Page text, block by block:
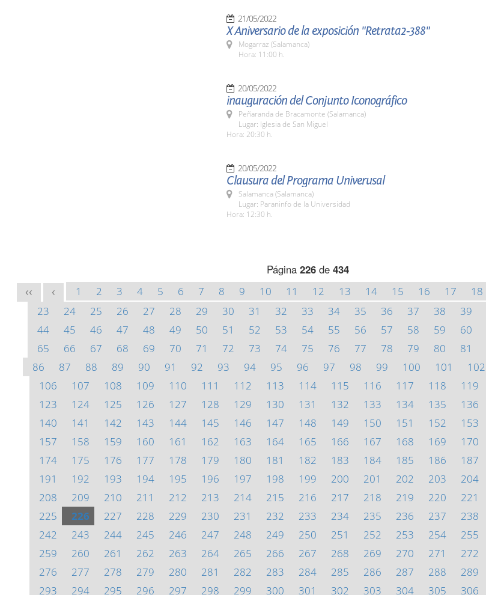
21/05/2022
X Aniversario de la exposición "Retrata2-388"
Mogarraz (Salamanca)
Hora: 11:00 h.
20/05/2022
inauguración del Conjunto Iconográfico
Peñaranda de Bracamonte (Salamanca)
Lugar: Iglesia de San Miguel
Hora: 20:30 h.
20/05/2022
Clausura del Programa Univerusal
Salamanca (Salamanca)
Lugar: Paraninfo de la Universidad
Hora: 12:30 h.
Página 226de 434
<< < 1 2 3 4 5 6 7 8 9 10 11 12 13 14 15 16 17 18
23
24 25 26 27 28 29 30 31 32 33 34 35 36 37 38 39
44
45 46 47 48 49 50 51 52 53 54 55 56 57 58 59 60
65
66 67 68 69 70 71 72 73 74 75 76 77 78 79 80 81
86
87 88 89 90 91 92 93 94 95 96 97 98 99 100 101 102
106
107 108 109 110 111 112 113 114 115 116 117 118 119
123
124 125 126 127 128 129 130 131 132 133 134 135 136
140
141 142 143 144 145 146 147 148 149 150 151 152 153
157
158 159 160 161 162 163 164 165 166 167 168 169 170
174
175 176 177 178 179 180 181 182 183 184 185 186 187
191
192 193 194 195 196 197 198 199 200 201 202 203 204
208
209 210 211 212 213 214 215 216 217 218 219 220 221
225
226 227 228 229 230 231 232 233 234 235 236 237 238
242
243 244 245 246 247 248 249 250 251 252 253 254 255
259
260 261 262 263 264 265 266 267 268 269 270 271 272
276
277 278 279 280 281 282 283 284 285 286 287 288 289
293
294 295 296 297 298 299 300 301 302 303 304 305 306